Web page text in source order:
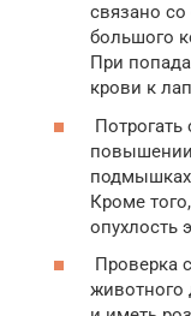
связано
большого
При
крови к
повышении
подмышках
Кроме
опухлость
Проверка
животного